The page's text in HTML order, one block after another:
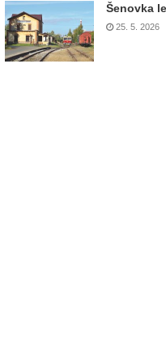
Šenovka
25. 5. 2026